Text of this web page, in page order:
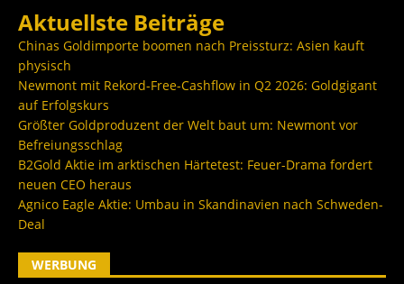
Aktuellste Beiträge
Chinas Goldimporte boomen nach Preissturz: Asien kauft
physisch
Newmont mit Rekord-Free-Cashflow in Q2 2026: Goldgigant
auf Erfolgskurs
Größter Goldproduzent der Welt baut um: Newmont vor
Befreiungsschlag
B2Gold Aktie im arktischen Härtetest: Feuer-Drama fordert
neuen CEO heraus
Agnico Eagle Aktie: Umbau in Skandinavien nach Schweden-
Deal
WERBUNG